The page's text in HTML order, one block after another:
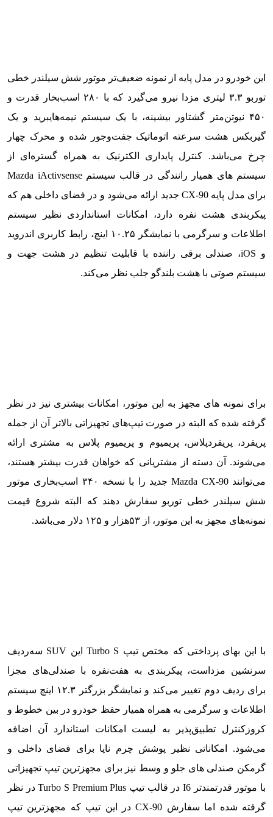
این خودرو در مدل پایه از نمونه ضعیف‌تر موتور شش سیلندر خطی
توربو ۳.۳ لیتری مزدا نیرو می‌گیرد که با ۲۸۰ اسب‌بخار قدرت و
۴۵۰ نیوتن‌متر گشتاور بیشینه، با یک سیستم نیمه‌هایبرید و یک
گیربکس هشت سرعته اتوماتیک جفت‌وجور شده و محرک چهار
چرخ می‌باشد. کنترل پایداری الکترنیک به همراه گستره‌ای از
سیستم های همیار رانندگی در قالب سیستم Mazda iActivsense
برای مدل پایه CX-90 جدید ارائه می‌شود و در فضای داخلی هم که
پیکربندی هشت نفره دارد، امکانات استانداردی نظیر سیستم
اطلاعات و سرگرمی با نمایشگر ۱۰.۲۵ اینچ، رابط کاربری اندروید
و iOS، صندلی برقی راننده با قابلیت تنظیم در هشت جهت و
سیستم صوتی با هشت بلندگو جلب نظر می‌کند.
برای نمونه های مجهز به این موتور، امکانات بیشتری نیز در نظر
گرفته شده که البته در صورت تیپ‌های تجهیزاتی بالاتر آن از جمله
پریفرد، پریفردپلاس، پریمیوم و پریمیوم پلاس به مشتری ارائه
می‌شوند. آن دسته از مشتریانی که خواهان قدرت بیشتر هستند،
می‌توانند Mazda CX-90 جدید را با نسخه ۳۴۰ اسب‌بخاری موتور
شش سیلندر خطی توربو سفارش دهند که البته شروع قیمت
نمونه‌های مجهز به این موتور، از ۵۳هزار و ۱۲۵ دلار می‌باشد.
با این بهای پرداختی که مختص تیپ Turbo S این SUV سه‌ردیف
سرنشین مزداست، پیکربندی به هفت‌نفره با صندلی‌های مجزا
برای ردیف دوم تغییر می‌کند و نمایشگر بزرگتر ۱۲.۳ اینچ سیستم
اطلاعات و سرگرمی به همراه همیار حفظ خودرو در بین خطوط و
کروزکنترل تطبیق‌پذیر به لیست امکانات استاندارد آن اضافه
می‌شود. امکاناتی نظیر پوشش چرم ناپا برای فضای داخلی و
گرمکن صندلی های جلو و وسط نیز برای مجهزترین تیپ تجهیزاتی
با موتور قدرتمندتر I6 در قالب تیپ Turbo S Premium Plus در نظر
گرفته شده اما سفارش CX-90 در این تیپ که مجهزترین تیپ